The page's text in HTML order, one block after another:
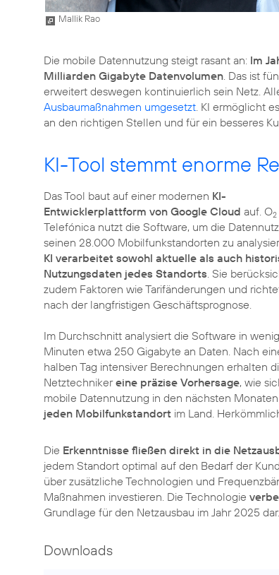
Mallik Rao
Die mobile Datennutzung steigt rasant an: Im
Milliarden Gigabyte Datenvolumen . Das ist
erweitert deswegen kontinuierlich sein Netz.
Ausbaumaßnahmen umgesetzt . KI ermöglicht
an den richtigen Stellen und für ein besseres
KI-Tool stemmt enorme
Das Tool baut auf einer modernen KI-
Entwicklerplattform von Google Cloud auf. O2
Telefónica nutzt die Software, um die
seinen 28.000 Mobilfunkstandorten zu
KI verarbeitet sowohl aktuelle als auch
Nutzungsdaten jedes Standorts . Sie
zudem Faktoren wie Tarifänderungen und
nach der langfristigen Geschäftsprognose.
Im Durchschnitt analysiert die Software in
Minuten etwa 250 Gigabyte an Daten. Nach
halben Tag intensiver Berechnungen erhalten
Netztechnikereine präzise Vorhersage, wie
mobile Datennutzung in den nächsten
jeden Mobilfunkstandort im Land.
Die Erkenntnisse fließen direkt in die
jedem Standort optimal auf den Bedarf der
über zusätzliche Technologien und
Maßnahmen investieren. Die Technologie
Grundlage für den Netzausbau im Jahr 2025 dar.
Downloads